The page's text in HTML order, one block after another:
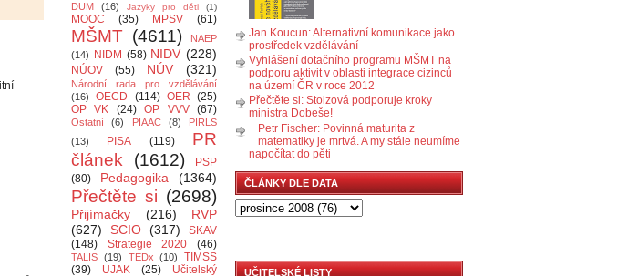
DUM
(16) Jazyky pro děti (1)
MOOC (35) MPSV (61)
MŠMT (4611)
NAEP
(14)
NIDM (58) NIDV (228)
NÚOV (55) NÚV (321)
Národní rada pro vzdělávání
(16)
OECD (114) OER (25)
OP VK
(24) OP VVV (67)
Ostatní (6) PIAAC (8)
PIRLS
(13)
PISA (119)
PR
článek
(1612)
PSP
(80)
Pedagogika (1364)
Přečtěte si (2698)
Přijímačky (216)
RVP
(627)
SCIO (317)
SKAV
(148)
Strategie 2020 (46)
TALIS (19) TEDx (10)
TIMSS
(39)
UJAK (25)
Učitelský
Jan Koucun: Alternativní komunikace jako
prostředek vzdělávání
Vyhlášení dotačního programu MŠMT na
podporu aktivit v oblasti integrace cizinců
na území ČR v roce 2012
Přečtěte si: Stolzová podporuje kroky
ministra Dobeše!
Petr Fischer: Povinná maturita z
matematiky je mrtvá. A my stále neumíme
napočítat do pěti
ČLÁNKY DLE DATA
UČITELSKÉ LISTY